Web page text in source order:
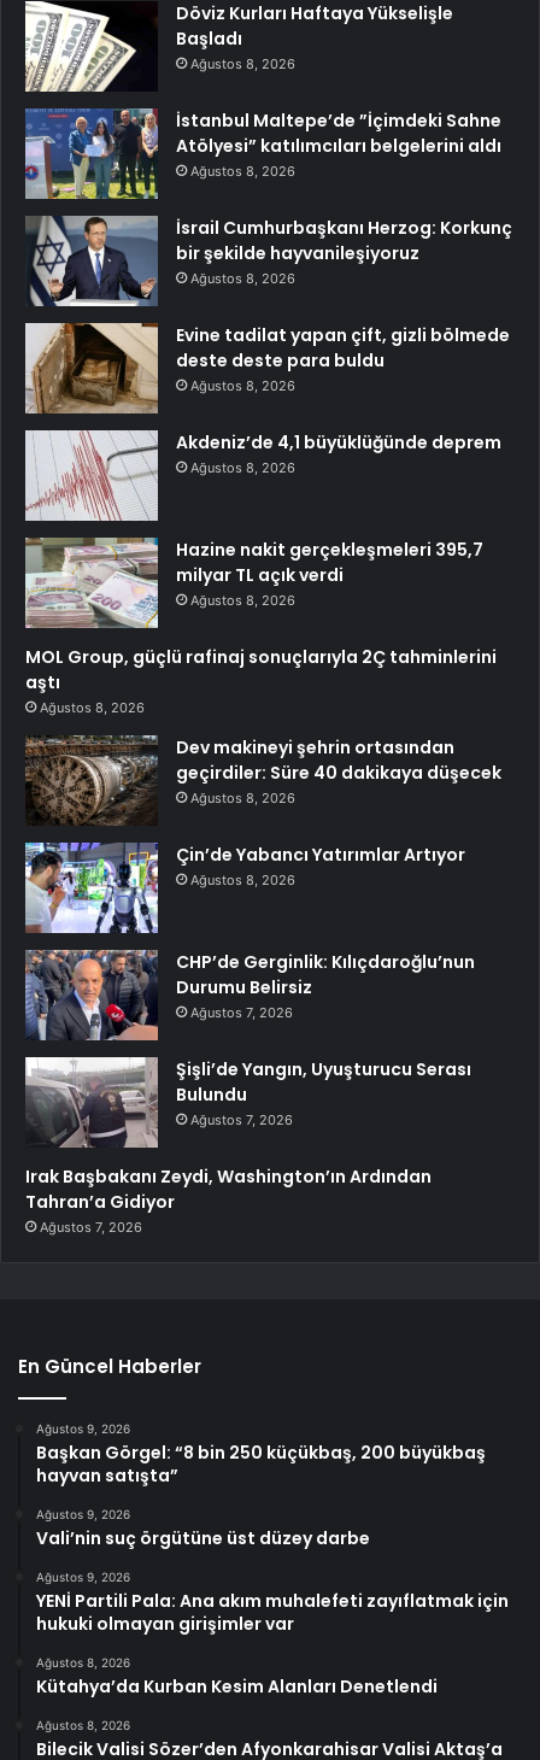
Döviz Kurları Haftaya Yükselişle
Başladı
Ağustos 8, 2026
İstanbul Maltepe’de ”İçimdeki Sahne
Atölyesi” katılımcıları belgelerini aldı
Ağustos 8, 2026
İsrail Cumhurbaşkanı Herzog: Korkunç
bir şekilde hayvanileşiyoruz
Ağustos 8, 2026
Evine tadilat yapan çift, gizli bölmede
deste deste para buldu
Ağustos 8, 2026
Akdeniz’de 4,1 büyüklüğünde deprem
Ağustos 8, 2026
Hazine nakit gerçekleşmeleri 395,7
milyar TL açık verdi
Ağustos 8, 2026
MOL Group, güçlü rafinaj sonuçlarıyla 2Ç tahminlerini
aştı
Ağustos 8, 2026
Dev makineyi şehrin ortasından
geçirdiler: Süre 40 dakikaya düşecek
Ağustos 8, 2026
Çin’de Yabancı Yatırımlar Artıyor
Ağustos 8, 2026
CHP’de Gerginlik: Kılıçdaroğlu’nun
Durumu Belirsiz
Ağustos 7, 2026
Şişli’de Yangın, Uyuşturucu Serası
Bulundu
Ağustos 7, 2026
Irak Başbakanı Zeydi, Washington’ın Ardından
Tahran’a Gidiyor
Ağustos 7, 2026
En Güncel Haberler
Ağustos 9, 2026
Başkan Görgel: “8 bin 250 küçükbaş, 200 büyükbaş
hayvan satışta”
Ağustos 9, 2026
Vali’nin suç örgütüne üst düzey darbe
Ağustos 9, 2026
YENİ Partili Pala: Ana akım muhalefeti zayıflatmak için
hukuki olmayan girişimler var
Ağustos 8, 2026
Kütahya’da Kurban Kesim Alanları Denetlendi
Ağustos 8, 2026
Bilecik Valisi Sözer’den Afyonkarahisar Valisi Aktaş’a